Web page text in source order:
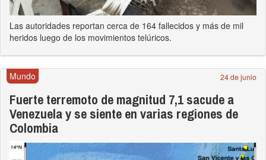
Las autoridades reportan cerca de 164 fallecidos y más de mil
heridos luego de los movimientos telúricos.
Mundo 24 de junio
Fuerte terremoto de magnitud 7,1 sacude a
Venezuela y se siente en varias regiones de
Colombia